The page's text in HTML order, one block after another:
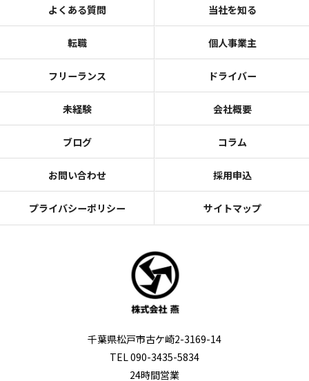
よくある質問 当社を知る
転職 個人事業主
フリーランス ドライバー
未経験 会社概要
ブログ コラム
お問い合わせ 採用申込
プライバシーポリシー サイトマップ
千葉県松戸市古ケ崎2-3169-14
TEL 090-3435-5834
24時間営業